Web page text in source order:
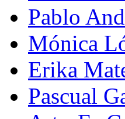
Pablo
Mónica
Erika
Pascual